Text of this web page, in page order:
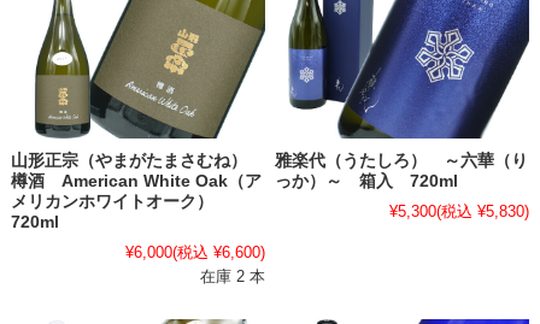
山形正宗（やまがたまさむね）
樽酒 American White Oak（ア
メリカンホワイトオーク）
720ml
¥6,000(税込 ¥6,600)
在庫 2 本
雅楽代（うたしろ） ～六華（り
っか）～ 箱入 720ml
¥5,300(税込 ¥5,830)